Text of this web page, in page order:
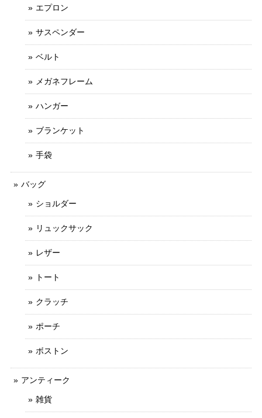
エプロン
サスペンダー
ベルト
メガネフレーム
ハンガー
ブランケット
手袋
バッグ
ショルダー
リュックサック
レザー
トート
クラッチ
ポーチ
ボストン
アンティーク
雑貨